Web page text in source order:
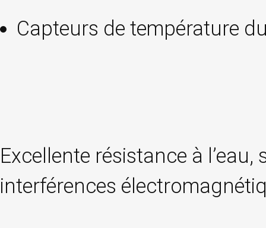
Capteurs de température
Excellente résistance à
interférences